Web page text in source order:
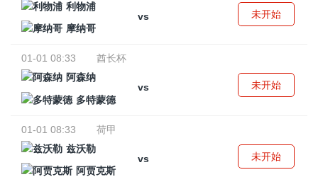
利物浦
vs
摩纳哥
未开始
01-01 08:33
酋长杯
阿森纳
vs
多特蒙德
未开始
01-01 08:33
荷甲
兹沃勒
vs
阿贾克斯
未开始